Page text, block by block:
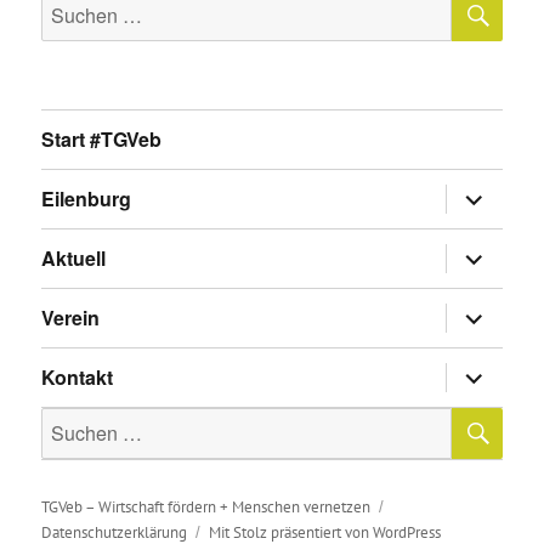
Suche
nach:
Start #TGVeb
Eilenburg
anzeigen
Aktuell
anzeigen
Verein
anzeigen
Kontakt
anzeigen
Suche
nach:
TGVeb – Wirtschaft fördern + Menschen vernetzen
Datenschutzerklärung
Mit Stolz präsentiert von WordPress